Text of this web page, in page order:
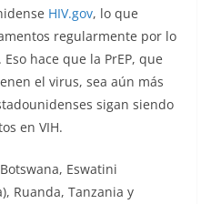
HIV.gov, lo que
regularmente por lo
hace que la PrEP, que
el virus, sea aún más
sigan siendo
en VIH.
Eswatini
Ruanda, Tanzania y